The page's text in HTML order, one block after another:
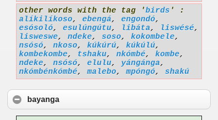
other words with the tag 'birds ' :
alíkilíkoso, ebengá, engondó,
esósoló, esulúngútu, libáta, liswésé,
lisweswe, ndeke, soso, kokombele,
nsósó, nkoso, kúkúrú, kúkúlú,
kombekombe, tshaku, nkómbé, kombe,
ndeke, nsósó, elulu, yángánga,
nkómbénkómbé,malebo,mpóngó, shakú
bayanga